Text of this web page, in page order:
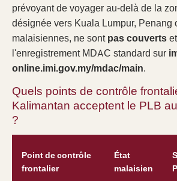
prévoyant de voyager au-delà de la
désignée vers Kuala Lumpur, Penang
malaisiennes, ne sontpas couverts
l'enregistrement MDAC standard sur
online.imi.gov.my/mdac/main.
Quels points de contrôle
Kalimantan acceptent le PLB
?
Point de contrôle
frontalier
État
malaisien